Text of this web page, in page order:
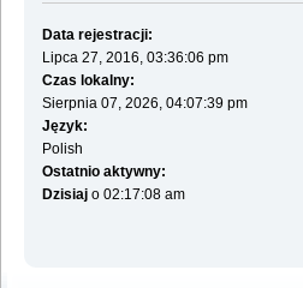
Data rejestracji:
Lipca 27, 2016, 03:36:06 pm
Czas lokalny:
Sierpnia 07, 2026, 04:07:39 pm
Język:
Polish
Ostatnio aktywny:
Dzisiajo 02:17:08 am